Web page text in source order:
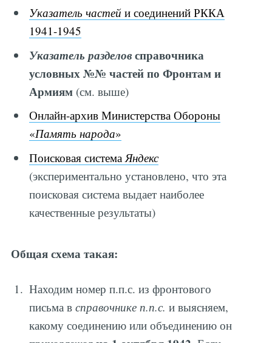
Указатель частей и соединений РККА
1941-1945
Указатель разделовсправочника
условных №№ частей по Фронтам и
Армиям (см. выше)
Онлайн-архив Министерства Обороны
«Память народа»
Поисковая система Яндекс
(экспериментально установлено, что эта
поисковая система выдает наиболее
качественные результаты)
Общая схема такая:
Находим номер п.п.с. из фронтового
письма всправочнике п.п.с. и выясняем,
какому соединению или объединению он